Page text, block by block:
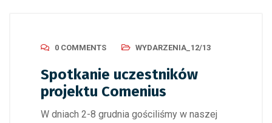
0 COMMENTS WYDARZENIA_12/13
Spotkanie uczestników
projektu Comenius
W dniach 2-8 grudnia gościliśmy w naszej